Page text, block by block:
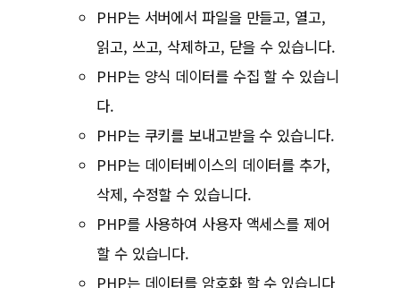
PHP는 서버에서 파일을 만들고, 열고,
읽고, 쓰고, 삭제하고, 닫을 수 있습니다.
PHP는 양식 데이터를 수집 할 수 있습니
다.
PHP는 쿠키를 보내고받을 수 있습니다.
PHP는 데이터베이스의 데이터를 추가,
삭제, 수정할 수 있습니다.
PHP를 사용하여 사용자 액세스를 제어
할 수 있습니다.
PHP는 데이터를 암호화 할 수 있습니다